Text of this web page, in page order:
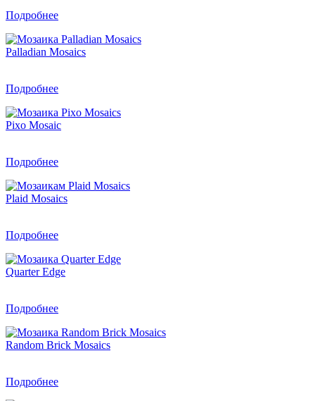
Подробнее
Palladian Mosaics
Подробнее
Pixo Mosaic
Подробнее
Plaid Mosaics
Подробнее
Quarter Edge
Подробнее
Random Brick Mosaics
Подробнее